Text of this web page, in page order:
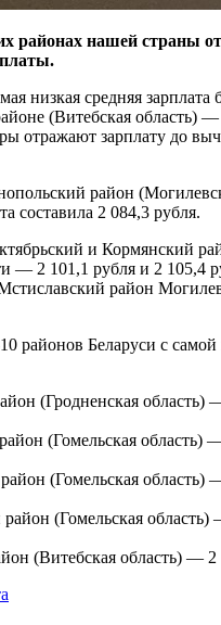
районах нашей страны
низкая средняя зарплата
(Витебская область) —
отражают зарплату до
район
составила 2 084,3 рубля.
и Кормянский
— 2 101,1 рубля и 2 105,4
район
районов Беларуси с самой
(Гродненская область)
(Гомельская область)
(Гомельская область)
(Гомельская область)
(Витебская область) — 2